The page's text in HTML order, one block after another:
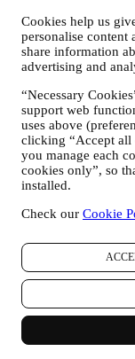
Cookies help us
personalise content
share information
advertising and
“Necessary
support web
uses above
clicking “Accept all
you manage each
cookies only”, so
installed.
Check our Cookie
Business met
ondersteuning
sturen. Dit
producten. Er
gevoelige
weten komen
WhatsApp voor
gegevens op
eea. U kunt uw
uitoefenen,
wissen van de
wordt
4. HOE WORDEN
Beveiliging- Wij
gegevens van onze
ondernemen om
bewaard, alleen
privacyverklaring